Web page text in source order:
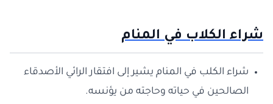
شراء الكلاب في المنام
شراء الكلب في المنام يشير إلى افتقار الرائي الأصدقاء
الصالحين في حياته وحاجته من يؤنسه.